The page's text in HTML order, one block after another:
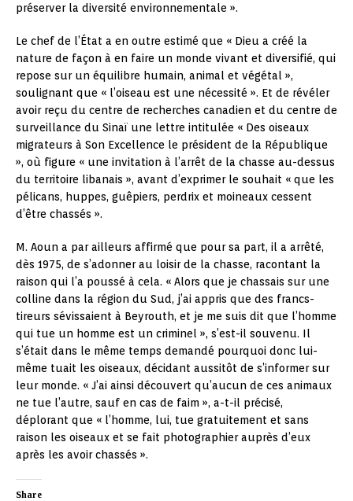
préserver la diversité environnementale ».
Le chef de l’État a en outre estimé que « Dieu a créé la
nature de façon à en faire un monde vivant et diversifié, qui
repose sur un équilibre humain, animal et végétal »,
soulignant que « l’oiseau est une nécessité ». Et de révéler
avoir reçu du centre de recherches canadien et du centre de
surveillance du Sinaï une lettre intitulée « Des oiseaux
migrateurs à Son Excellence le président de la République
», où figure « une invitation à l’arrêt de la chasse au-dessus
du territoire libanais », avant d’exprimer le souhait « que les
pélicans, huppes, guêpiers, perdrix et moineaux cessent
d’être chassés ».
M. Aoun a par ailleurs affirmé que pour sa part, il a arrêté,
dès 1975, de s’adonner au loisir de la chasse, racontant la
raison qui l’a poussé à cela. « Alors que je chassais sur une
colline dans la région du Sud, j’ai appris que des francs-
tireurs sévissaient à Beyrouth, et je me suis dit que l’homme
qui tue un homme est un criminel », s’est-il souvenu. Il
s’était dans le même temps demandé pourquoi donc lui-
même tuait les oiseaux, décidant aussitôt de s’informer sur
leur monde. « J’ai ainsi découvert qu’aucun de ces animaux
ne tue l’autre, sauf en cas de faim », a-t-il précisé,
déplorant que « l’homme, lui, tue gratuitement et sans
raison les oiseaux et se fait photographier auprès d’eux
après les avoir chassés ».
Share